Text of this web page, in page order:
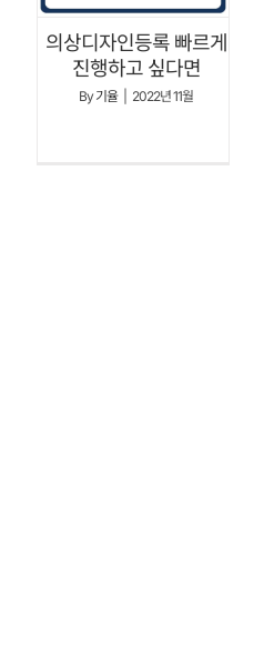
의상디자인등록 빠르게
진행하고 싶다면
By기율 2022년 11월